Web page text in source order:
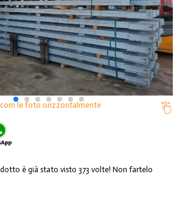
le foto orizzontalmente
è già stato visto 373 volte! Non fartelo